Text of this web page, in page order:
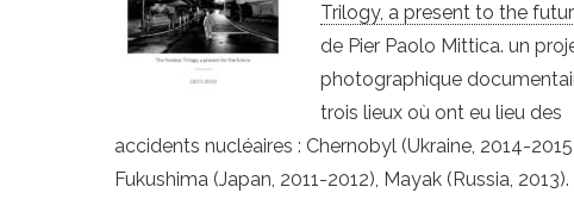
Trilogy, a present to the
de Pier Paolo Mittica. un
photographique
trois lieux où ont eu lieu des
accidents nucléaires : Chernobyl (Ukraine, 2014-
Fukushima (Japan, 2011-2012), Mayak (Russia, 2013).